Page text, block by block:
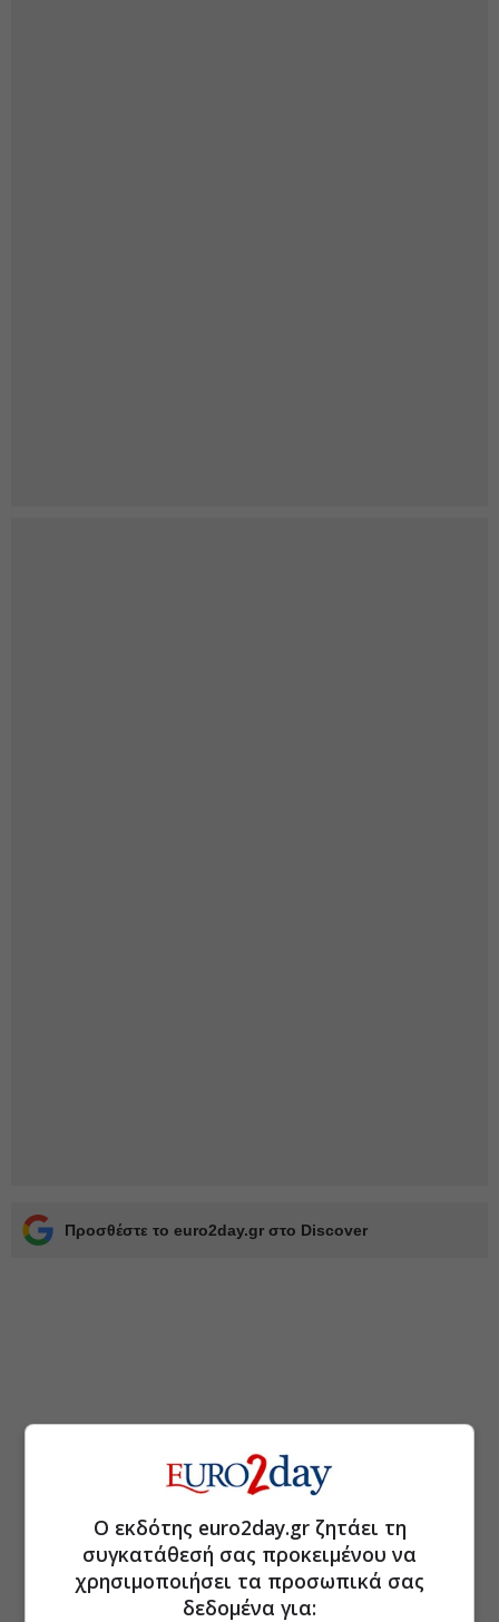
Προσθέστε το euro2day.gr στο Discover
Ο εκδότης euro2day.gr ζητάει τη
συγκατάθεσή σας προκειμένου να
χρησιμοποιήσει τα προσωπικά σας
δεδομένα για: